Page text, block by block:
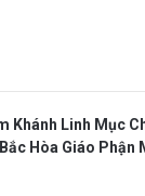
Khánh Linh Mục
Hòa Giáo Phận